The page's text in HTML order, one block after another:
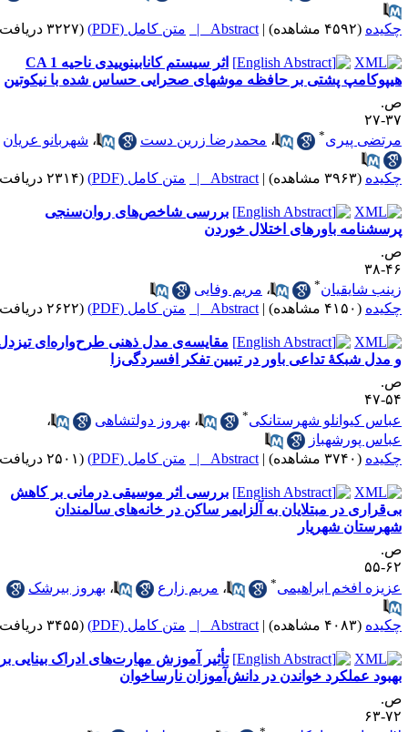
(۴۵۹۲ مشاهده) |
Abstract | متن کامل (PDF) (۳۲۲۷ دریافت)
اثر سیستم کانابینوییدی ناحیه CA 1
پشتی بر حافظه موشهای صحرایی حساس شده با نیکوتین
۲۷
پیری
،محمدرضا زرین دست ،شهربانو عریان
(۳۹۶۳ مشاهده) |
Abstract | متن کامل (PDF) (۲۳۱۴ دریافت)
بررسی شاخص‌های روان‌سنجی
باورهای اختلال خوردن
۳۸
شایقیان * ،مریم وفایی
(۴۱۵۰ مشاهده) |
Abstract | متن کامل (PDF) (۲۶۲۲ دریافت)
مقایسه‌ی مدل ذهنی طرح‌واره‌ای تیزدل
مدل شبکۀ تداعی باور در تبیین تفکر افسردگی‌زا
۴۷
کیوانلو شهرستانکی
،بهروز دولتشاهی
،
پورشهباز
(۳۷۴۰ مشاهده) |
Abstract | متن کامل (PDF) (۲۵۰۱ دریافت)
بررسی اثر موسیقی درمانی بر کاهش
در مبتلایان به آلزایمر ساکن در خانه‌های سالمندان
شهریار
۵۵
افخم ابراهیمی
،مریم زارع ،بهروز بیرشک
(۴۰۸۳ مشاهده) |
Abstract | متن کامل (PDF) (۳۴۵۵ دریافت)
تأثیر آموزش مهارت‌های ادراک بینایی بر
عملکرد خواندن در دانش‌آموزان نارساخوان
۶۳